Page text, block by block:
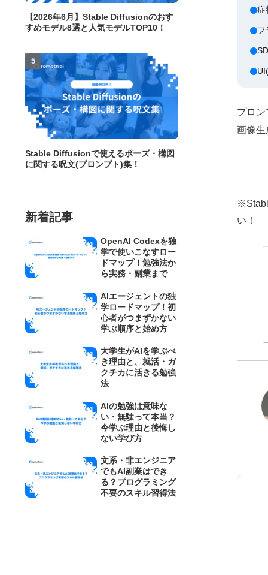
症
フ
プロ
画像生
い！
【2026年6月】Stable Diffusionのおす
すめモデル8選と人気モデルTOP10！
Stable Diffusionで使えるポーズ・構図
に関する呪文(プロンプト)集！
新着記事
OpenAI Codexを独
学で使いこなすロー
ドマップ！勉強法か
ら実務・副業まで
AIエージェントの独
学ロードマップ！初
心者がつまずかない
学ぶ順序と始め方
大学生がAIを学ぶべ
き理由と、就活・ガ
クチカに活きる勉強
法
AIの勉強は意味な
い・無駄って本当？
今学ぶ理由と後悔し
ない学び方
文系・非エンジニア
でもAI副業はでき
る？プログラミング
不要のスキル習得法